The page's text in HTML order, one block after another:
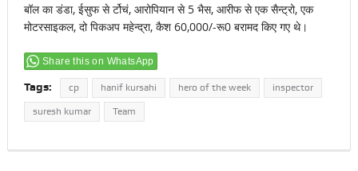
बॉल का डंडा, ईसुफ से र्टोचं, आरोपियान से 5 भैस, आरीफ से एक सैन्ट्रो, एक
मोटरसाइकल, दो पिकअप महेन्द्रा, कैश 60,000/-रू0 बरामद किए गए थे।
Share this on WhatsApp
Tags: cp hanif kursahi hero of the week inspector
suresh kumar Team